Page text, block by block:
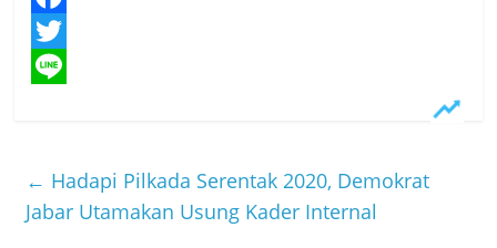
F
a
o
T
t
e
← Hadapi Pilkada Serentak 2020, Demokrat
Jabar Utamakan Usung Kader Internal